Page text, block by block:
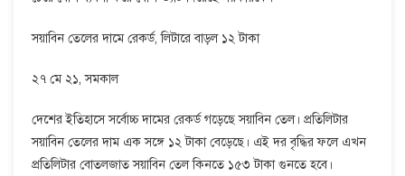
সয়াবিন তেলের দামে রেকর্ড, লিটারে বাড়ল ১২ টাকা
২৭ মে ২১, সমকাল
দেশের ইতিহাসে সর্বোচ্চ দামের রেকর্ড গড়েছে সয়াবিন তেল। প্রতিলিটার
সয়াবিন তেলের দাম এক সঙ্গে ১২ টাকা বেড়েছে। এই দর বৃদ্ধির ফলে এখন
প্রতিলিটার বোতলজাত সয়াবিন তেল কিনতে ১৫৩ টাকা গুনতে হবে।